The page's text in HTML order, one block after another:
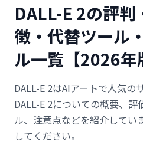
DALL-E 2の評
徴・代替ツール
ル一覧【2026年
DALL-E 2はAIアートで人気の
DALL-E 2についての概要、
ル、注意点などを紹介してい
してください。